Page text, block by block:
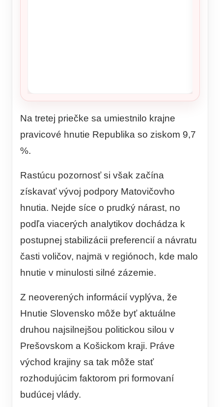
Na tretej priečke sa umiestnilo krajne
pravicové hnutie Republika so ziskom 9,7
%.
Rastúcu pozornosť si však začína
získavať vývoj podpory Matovičovho
hnutia. Nejde síce o prudký nárast, no
podľa viacerých analytikov dochádza k
postupnej stabilizácii preferencií a návratu
časti voličov, najmä v regiónoch, kde malo
hnutie v minulosti silné zázemie.
Z neoverených informácií vyplýva, že
Hnutie Slovensko môže byť aktuálne
druhou najsilnejšou politickou silou v
Prešovskom a Košickom kraji. Práve
východ krajiny sa tak môže stať
rozhodujúcim faktorom pri formovaní
budúcej vlády.